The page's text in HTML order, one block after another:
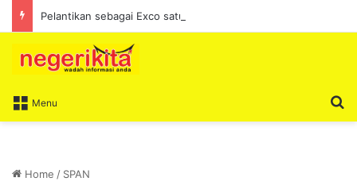
Menu
Home / SPAN